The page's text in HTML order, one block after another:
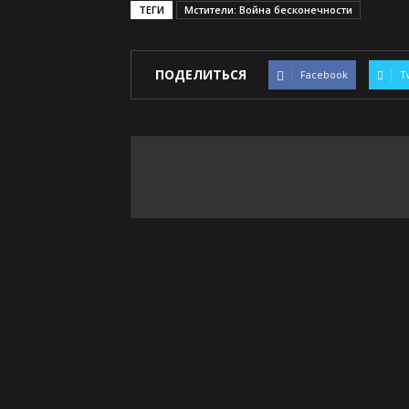
ТЕГИ Мстители: Война бесконечности
ПОДЕЛИТЬСЯ Facebook